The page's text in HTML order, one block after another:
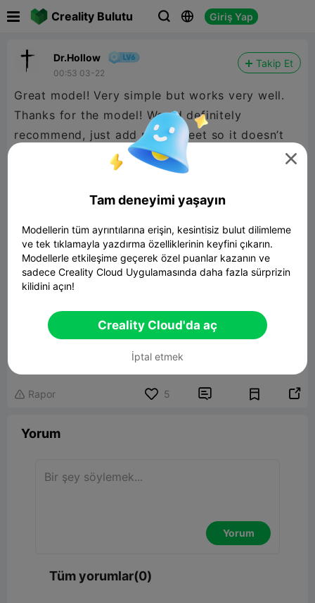
Creality Bulutu   Giriş Yap
Dr.Hollow
00:53 03-22
Takip Et
Great model! Very simple but works very well.
Thanks for the model! Would definitely
recommend, just add rubber feet so it doesn’t
move as easily, but overall great model! 5/5!
Laptop Stand
İlgili 3D Model
 Rapor 5  
Yorum
Yorum
Tüm yorumlar(0)

Tam deneyimi yaşayın
Modellerin tüm ayrıntılarına erişin, kesintisiz bulut dilimleme
ve tek tıklamayla yazdırma özelliklerinin keyfini çıkarın.
Modellerle etkileşime geçerek özel puanlar kazanın ve
sadece Creality Cloud Uygulamasında daha fazla sürprizin
kilidini açın!
Creality Cloud'da aç
İptal etmek